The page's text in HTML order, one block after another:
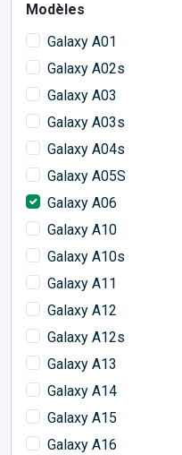
Modèles
Galaxy A01
Galaxy A02s
Galaxy A03
Galaxy A03s
Galaxy A04s
Galaxy A05S
Galaxy A06
Galaxy A10
Galaxy A10s
Galaxy A11
Galaxy A12
Galaxy A12s
Galaxy A13
Galaxy A14
Galaxy A15
Galaxy A16